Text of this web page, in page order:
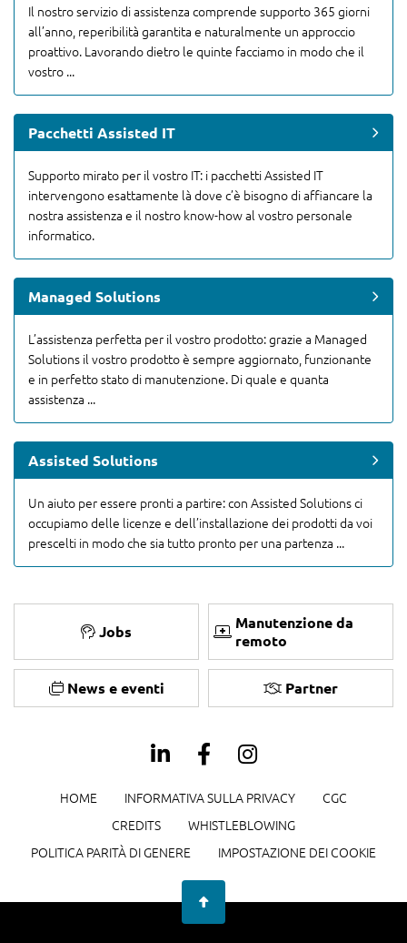
Il nostro servizio di assistenza comprende supporto 365 giorni
all’anno, reperibilità garantita e naturalmente un approccio
proattivo. Lavorando dietro le quinte facciamo in modo che il
vostro ...
Pacchetti Assisted IT
Supporto mirato per il vostro IT: i pacchetti Assisted IT
intervengono esattamente là dove c’è bisogno di affiancare la
nostra assistenza e il nostro know-how al vostro personale
informatico.
Managed Solutions
L’assistenza perfetta per il vostro prodotto: grazie a Managed
Solutions il vostro prodotto è sempre aggiornato, funzionante
e in perfetto stato di manutenzione. Di quale e quanta
assistenza ...
Assisted Solutions
Un aiuto per essere pronti a partire: con Assisted Solutions ci
occupiamo delle licenze e dell’installazione dei prodotti da voi
prescelti in modo che sia tutto pronto per una partenza ...
Jobs
Manutenzione da
remoto
News e eventi Partner
HOME INFORMATIVA SULLA PRIVACY
CGC
CREDITS
WHISTLEBLOWING
POLITICA PARITÀ DI GENERE
IMPOSTAZIONE DEI COOKIE